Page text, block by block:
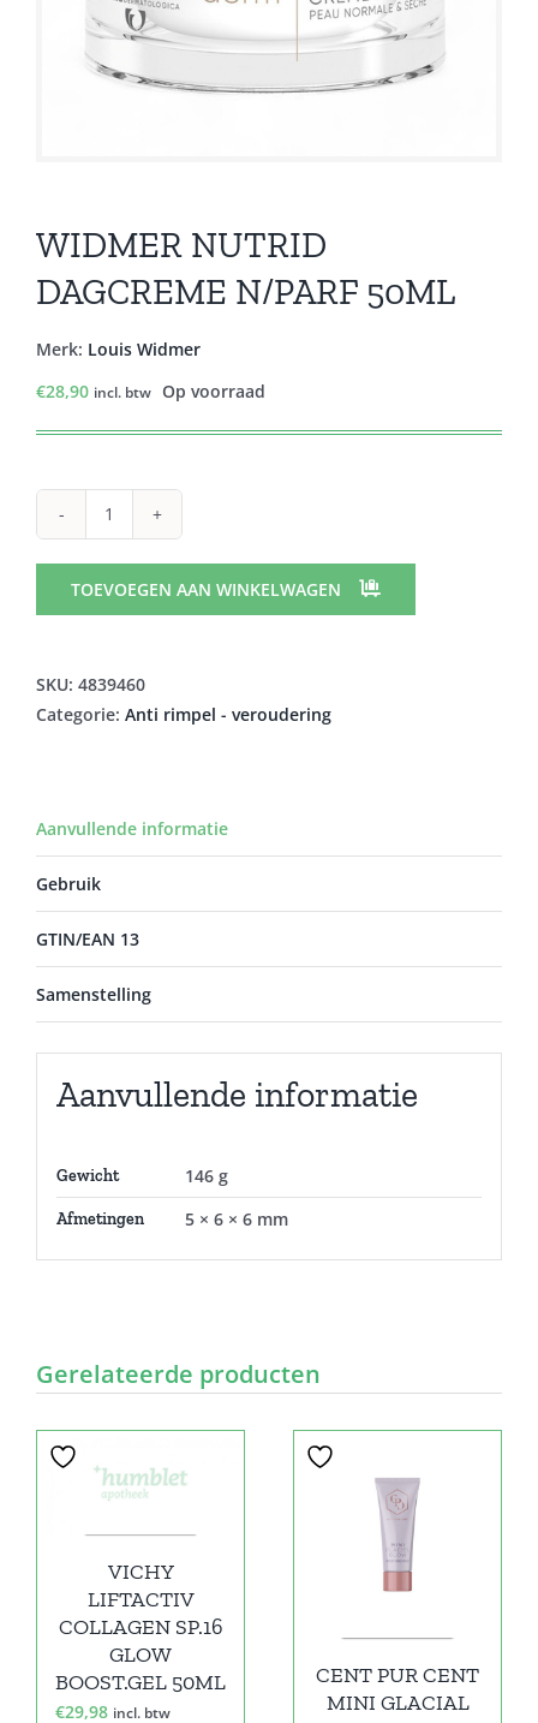
WIDMER NUTRID
DAGCREME N/PARF 50ML
Merk: Louis Widmer
€28,90 incl. btw Op voorraad
WIDMER
DAGCREME
N/PARF
aantal
TOEVOEGEN AAN WINKELWAGEN
SKU: 4839460
Categorie: Anti rimpel - veroudering
Aanvullende informatie
Gebruik
GTIN/EAN 13
Samenstelling
Aanvullende informatie
Gewicht 146 g
Afmetingen 5 × 6 × 6 mm
Gerelateerde producten
VICHY
LIFTACTIV
COLLAGEN SP.16
GLOW
BOOST.GEL 50ML
€29,98 incl. btw
CENT PUR CENT
MINI GLACIAL